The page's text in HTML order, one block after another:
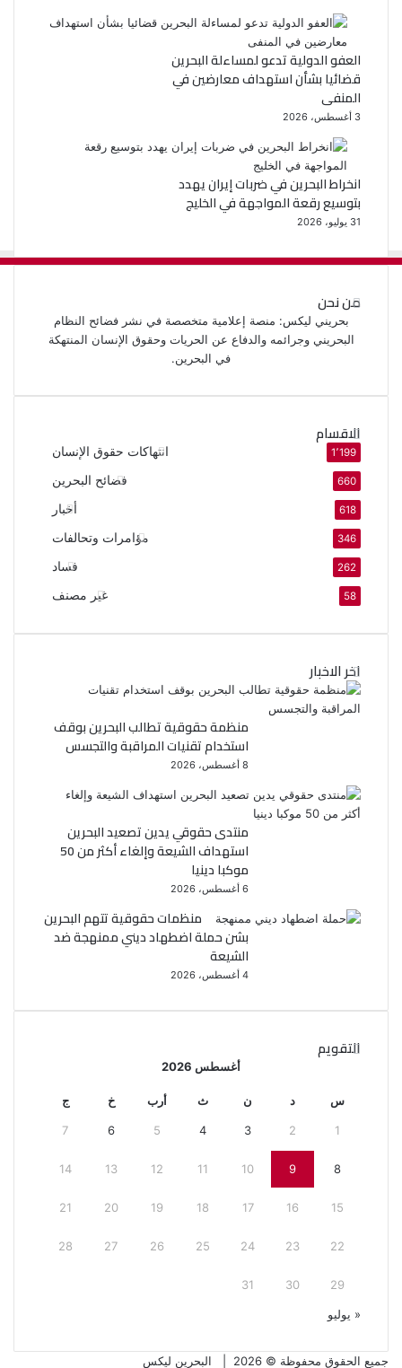
العفو الدولية تدعو لمساءلة البحرين
قضائيا بشأن استهداف معارضين في
المنفى
3 أغسطس، 2026
انخراط البحرين في ضربات إيران يهدد
بتوسيع رقعة المواجهة في الخليج
31 يوليو، 2026
من نحن
بحريني ليكس: منصة إعلامية متخصصة في نشر فضائح النظام
البحريني وجرائمه والدفاع عن الحريات وحقوق الإنسان المنتهكة
في البحرين.
الاقسام
انتهاكات حقوق الإنسان 1٬199
فضائح البحرين 660
أخبار 618
مؤامرات وتحالفات 346
فساد 262
غير مصنف 58
اخر الاخبار
منظمة حقوقية تطالب البحرين بوقف
استخدام تقنيات المراقبة والتجسس
8 أغسطس، 2026
منتدى حقوقي يدين تصعيد البحرين
استهداف الشيعة وإلغاء أكثر من 50
موكبا دينيا
6 أغسطس، 2026
منظمات حقوقية تتهم البحرين
بشن حملة اضطهاد ديني ممنهجة ضد
الشيعة
4 أغسطس، 2026
التقويم
أغسطس 2026
س د ن ث أرب خ ج
1
2
3
4
5
6
7
8
9
10
11
12
13
14
15
16
17
18
19
20
21
22
23
24
25
26
27
28
29
30
31
« يوليو
جميع الحقوق محفوظة © 2026 | البحرين ليكس